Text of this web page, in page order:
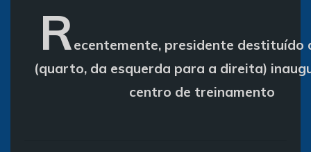
Recentemente, presidente destituído
(quarto, da esquerda para a direita)
centro de treinamento